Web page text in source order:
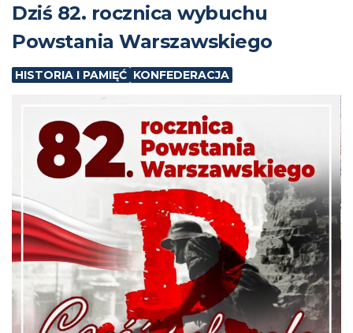
Dziś 82. rocznica wybuchu
Powstania Warszawskiego
HISTORIA I PAMIĘĆ KONFEDERACJA